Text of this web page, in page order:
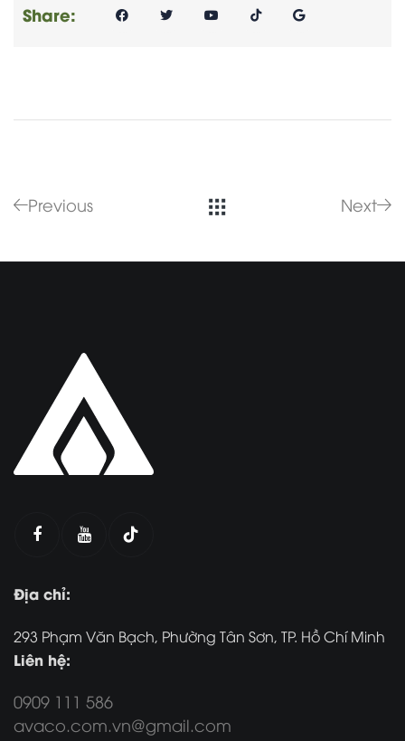
Share:
Previous Next
Địa chỉ:
293 Phạm Văn Bạch, Phường Tân Sơn, TP. Hồ Chí Minh
Liên hệ:
0909 111 586
avaco.com.vn@gmail.com